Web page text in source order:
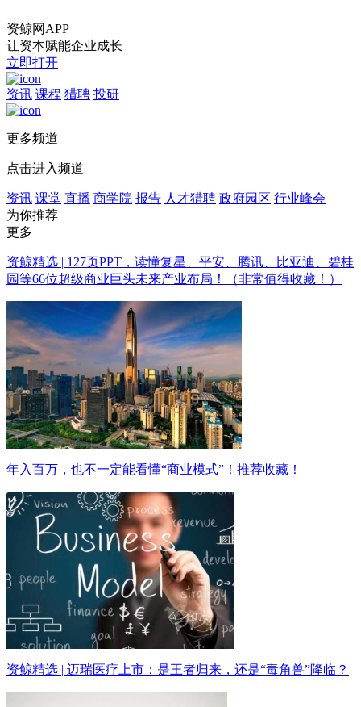
资鲸网APP
让资本赋能企业成长
立即打开
资讯 课程 猎聘 投研
更多频道
点击进入频道
资讯 课堂 直播 商学院 报告 人才猎聘 政府园区 行业峰会
为你推荐
更多
资鲸精选 | 127页PPT，读懂复星、平安、腾讯、比亚迪、碧桂
园等66位超级商业巨头未来产业布局！（非常值得收藏！）
年入百万，也不一定能看懂“商业模式”！推荐收藏！
资鲸精选 | 迈瑞医疗上市：是王者归来，还是“毒角兽”降临？